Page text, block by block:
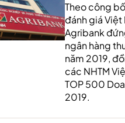
Theo công
đánh giá Việt
Agribank
ngân hàng
năm 2019,
các NHTM
TOP 500
2019.